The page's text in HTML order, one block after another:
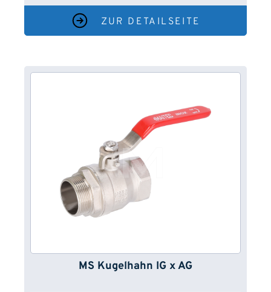
ZUR DETAILSEITE
MS Kugelhahn IG x AG